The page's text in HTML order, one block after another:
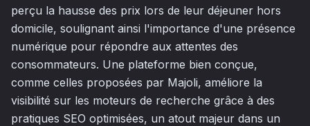
perçu la hausse des prix lors de leur déjeuner hors
domicile, soulignant ainsi l'importance d'une présence
numérique pour répondre aux attentes des
consommateurs. Une plateforme bien conçue,
comme celles proposées par Majoli, améliore la
visibilité sur les moteurs de recherche grâce à des
pratiques SEO optimisées, un atout majeur dans un